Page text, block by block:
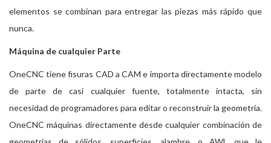
elementos se combinan para entregar las piezas más rápido que
nunca.
Máquina de cualquier Parte
OneCNC tiene fisuras CAD a CAM e importa directamente modelo
de parte de casi cualquier fuente, totalmente intacta, sin
necesidad de programadores para editar o reconstruir la geometría.
OneCNC máquinas directamente desde cualquier combinación de